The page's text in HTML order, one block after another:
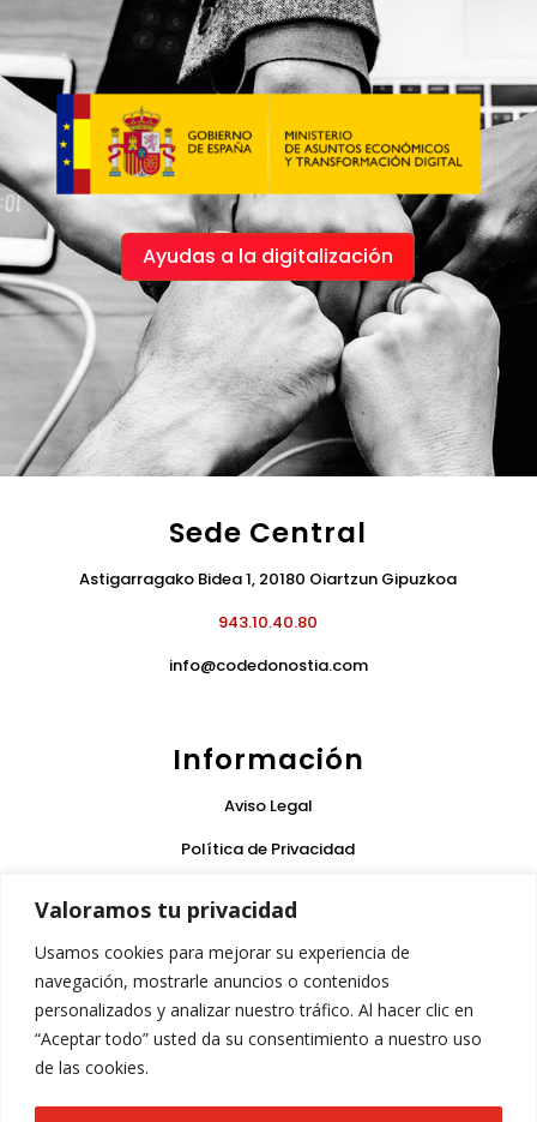
Valoramos tu privacidad
Usamos cookies para mejorar su experiencia de
navegación, mostrarle anuncios o contenidos
personalizados y analizar nuestro tráfico. Al hacer clic en
“Aceptar todo” usted da su consentimiento a nuestro uso
de las cookies.
Ayudas a la digitalización
Sede Central
Astigarragako Bidea 1, 20180 Oiartzun Gipuzkoa
943.10.40.80
info@codedonostia.com
Información
Aviso Legal
Política de Privacidad
Garantía